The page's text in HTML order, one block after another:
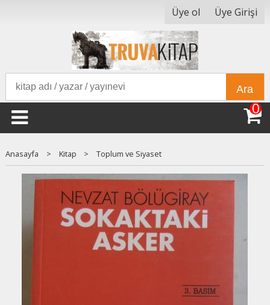
Üye ol Üye Girişi
Ara
0
Anasayfa > Kitap > Toplum ve Siyaset